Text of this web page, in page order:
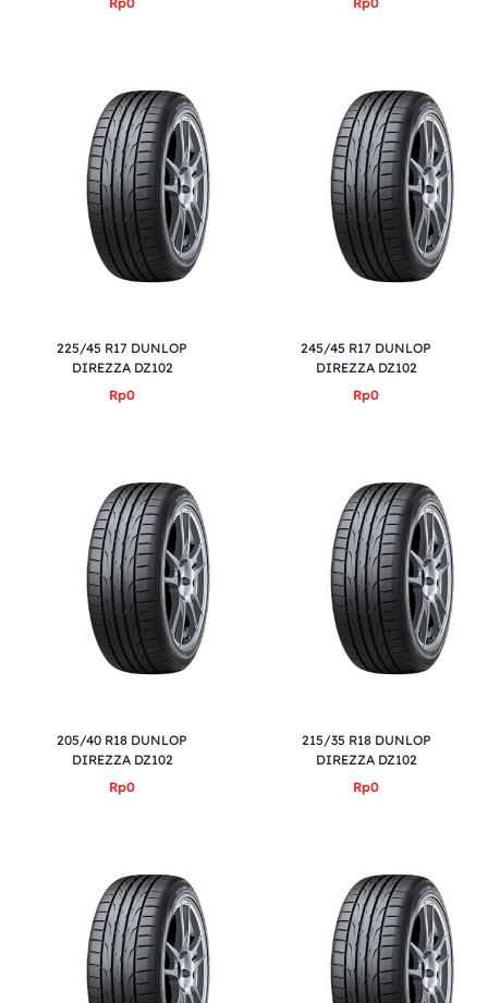
225/45 R17 DUNLOP
DIREZZA DZ102
Rp0
245/45 R17 DUNLOP
DIREZZA DZ102
Rp0
205/40 R18 DUNLOP
DIREZZA DZ102
Rp0
215/35 R18 DUNLOP
DIREZZA DZ102
Rp0